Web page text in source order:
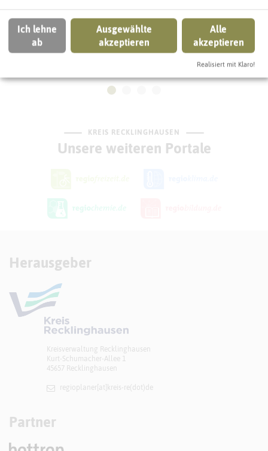
Gertrudis-Hospital Westerholt
KREIS RECKLINGHAUSEN
Unsere weiteren Portale
Herausgeber
Kreisverwaltung Recklinghausen
Kurt-Schumacher-Allee 1
45657 Recklinghausen
regioplaner[at]​kreis-re(dot)de
Partner
Ich lehne
ab
Ausgewählte
akzeptieren
Alle
akzeptieren
Realisiert mit Klaro!